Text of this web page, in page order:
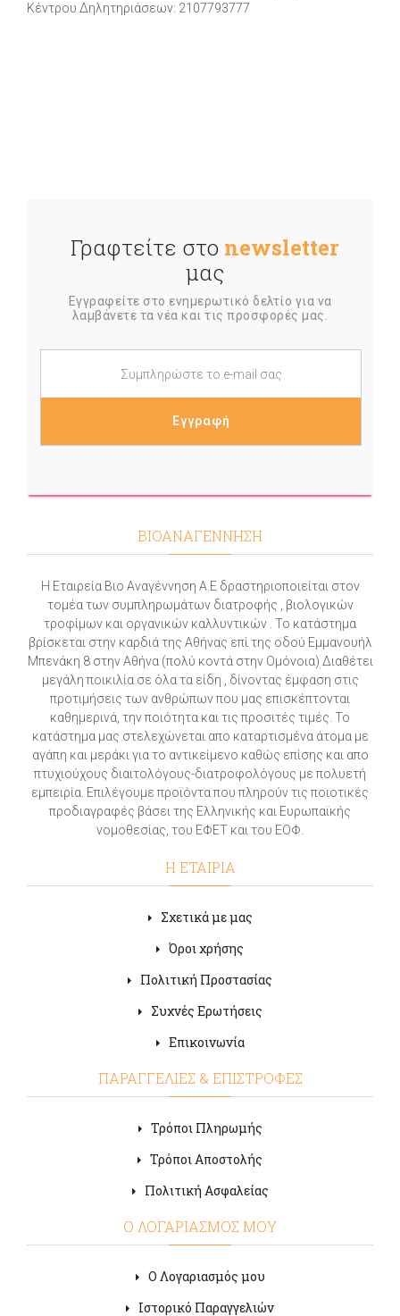
Κέντρου Δηλητηριάσεων: 2107793777
Γραφτείτε στο newsletter
μας
Εγγραφείτε στο ενημερωτικό δελτίο για να
λαμβάνετε τα νέα και τις προσφορές μας.
ΒΙΟΑΝΑΓΕΝΝΗΣΗ
Η Εταιρεία Βιο Αναγέννηση Α.Ε δραστηριοποιείται στον
τομέα των συμπληρωμάτων διατροφής , βιολογικών
τροφίμων και οργανικών καλλυντικών . Το κατάστημα
βρίσκεται στην καρδιά της Αθήνας επί της οδού Εμμανουήλ
Μπενάκη 8 στην Αθήνα (πολύ κοντά στην Ομόνοια) Διαθέτει
μεγάλη ποικιλία σε όλα τα είδη , δίνοντας έμφαση στις
προτιμήσεις των ανθρώπων που μας επισκέπτονται
καθημερινά, την ποιότητα και τις προσιτές τιμές. Το
κατάστημα μας στελεχώνεται απο καταρτισμένα άτομα με
αγάπη και μεράκι για το αντικείμενο καθώς επίσης και απο
πτυχιούχους διαιτολόγους-διατροφολόγους με πολυετή
εμπειρία. Επιλέγουμε προϊόντα που πληρούν τις ποιοτικές
προδιαγραφές βάσει της Ελληνικής και Ευρωπαϊκής
νομοθεσίας, του ΕΦΕΤ και του ΕΟΦ.
Η ΕΤΑΙΡΙΑ
Σχετικά με μας
Όροι χρήσης
Πολιτική Προστασίας
Συχνές Ερωτήσεις
Επικοινωνία
ΠΑΡΑΓΓΕΛΙΕΣ & ΕΠΙΣΤΡΟΦΕΣ
Τρόποι Πληρωμής
Τρόποι Αποστολής
Πολιτική Ασφαλείας
Ο ΛΟΓΑΡΙΑΣΜΟΣ ΜΟΥ
Ο Λογαριασμός μου
Ιστορικό Παραγγελιών